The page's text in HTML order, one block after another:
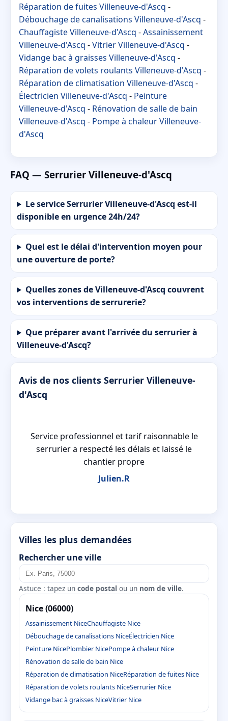
Réparation de fuites Villeneuve-d'Ascq -
Débouchage de canalisations Villeneuve-d'Ascq -
Chauffagiste Villeneuve-d'Ascq -Assainissement
Villeneuve-d'Ascq -Vitrier Villeneuve-d'Ascq -
Vidange bac à graisses Villeneuve-d'Ascq -
Réparation de volets roulants Villeneuve-d'Ascq -
Réparation de climatisation Villeneuve-d'Ascq -
Électricien Villeneuve-d'Ascq - Peinture
Villeneuve-d'Ascq - Rénovation de salle de bain
Villeneuve-d'Ascq - Pompe à chaleur Villeneuve-
d'Ascq
FAQ — Serrurier Villeneuve-d'Ascq
Le service Serrurier Villeneuve-d'Ascq est-il
disponible en urgence 24h/24?
Quel est le délai d'intervention moyen pour
une ouverture de porte?
Quelles zones de Villeneuve-d'Ascq couvrent
vos interventions de serrurerie?
Que préparer avant l'arrivée du serrurier à
Villeneuve-d'Ascq?
Avis de nos clients Serrurier Villeneuve-
d'Ascq
Service professionnel et tarif raisonnable le
serrurier a respecté les délais et laissé le
chantier propre
Julien.R
Villes les plus demandées
Rechercher une ville
Astuce : tapez un code postal ou un nom de ville.
Nice (06000)
Assainissement NiceChauffagiste Nice
Débouchage de canalisations NiceÉlectricien Nice
Peinture NicePlombier NicePompe à chaleur Nice
Rénovation de salle de bain Nice
Réparation de climatisation NiceRéparation de fuites Nice
Réparation de volets roulants NiceSerrurier Nice
Vidange bac à graisses NiceVitrier Nice